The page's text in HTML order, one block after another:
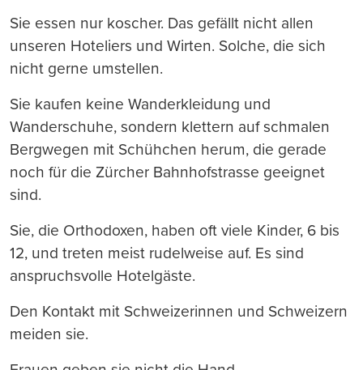
Sie essen nur koscher. Das gefällt nicht allen
unseren Hoteliers und Wirten. Solche, die sich
nicht gerne umstellen.
Sie kaufen keine Wanderkleidung und
Wanderschuhe, sondern klettern auf schmalen
Bergwegen mit Schühchen herum, die gerade
noch für die Zürcher Bahnhofstrasse geeignet
sind.
Sie, die Orthodoxen, haben oft viele Kinder, 6 bis
12, und treten meist rudelweise auf. Es sind
anspruchsvolle Hotelgäste.
Den Kontakt mit Schweizerinnen und Schweizern
meiden sie.